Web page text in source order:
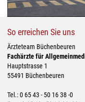
So erreichen Sie uns
Ärzteteam Büchenbeuren
Fachärzte für
Hauptstrasse 1
55491 Büchenbeuren
Tel.: 0 65 43 - 50 16 38 -0